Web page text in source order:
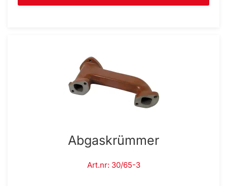
Abgaskrümmer
Art.nr: 30/65-3